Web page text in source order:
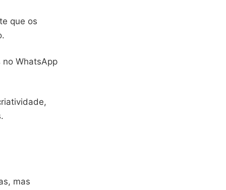
que os
WhatsApp
mas